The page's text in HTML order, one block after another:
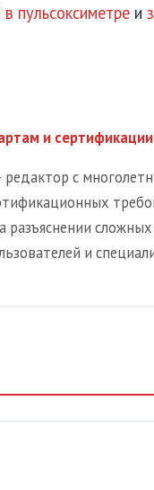
пульсоксиметре и
и сертификации
с
разъяснении
и